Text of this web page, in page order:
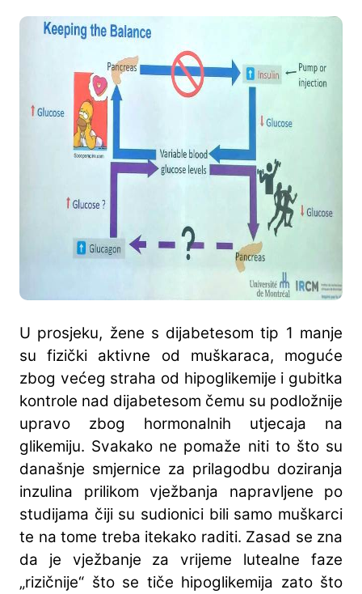
U prosjeku, žene s dijabetesom tip 1 manje
su fizički aktivne od muškaraca, moguće
zbog većeg straha od hipoglikemije i gubitka
kontrole nad dijabetesom čemu su podložnije
upravo zbog hormonalnih utjecaja na
glikemiju. Svakako ne pomaže niti to što su
današnje smjernice za prilagodbu doziranja
inzulina prilikom vježbanja napravljene po
studijama čiji su sudionici bili samo muškarci
te na tome treba itekako raditi. Zasad se zna
da je vježbanje za vrijeme lutealne faze
„rizičnije“ što se tiče hipoglikemija zato što